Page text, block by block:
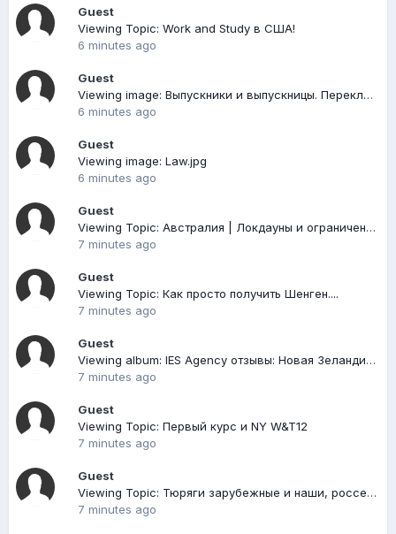
Guest
Viewing Topic: Work and Study в США!
6 minutes ago
Guest
Viewing image: Выпускники и выпускницы. Переключаемся еа Россию. Что могут сделать школьницы в выпускную ночь.jpg
6 minutes ago
Guest
Viewing image: Law.jpg
6 minutes ago
Guest
Viewing Topic: Австралия | Локдауны и ограничения COVID-19
7 minutes ago
Guest
Viewing Topic: Как просто получить Шенген....
7 minutes ago
Guest
Viewing album: IES Agency отзывы: Новая Зеландия, Wellington
7 minutes ago
Guest
Viewing Topic: Первый курс и NY W&T12
7 minutes ago
Guest
Viewing Topic: Тюряги зарубежные и наши, россейские
7 minutes ago